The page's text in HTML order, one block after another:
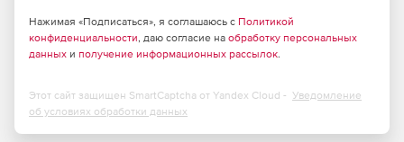
Нажимая «Подписаться», я соглашаюсь с Политикой
конфиденциальности, даю согласие на обработку персональных
данных и получение информационных рассылок.
Этот сайт защищен SmartCaptcha от Yandex Cloud - Уведомление
об условиях обработки данных